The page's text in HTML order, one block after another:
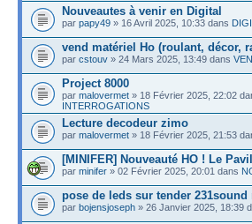
Nouveautes à venir en Digital
par papy49 » 16 Avril 2025, 10:33 dans
vend matériel Ho (roulant, décor,
par cstouv » 24 Mars 2025, 13:49 dans
Project 8000
par malovermet » 18 Février 2025, 22:02
INTERROGATIONS
Lecture decodeur zimo
par malovermet » 18 Février 2025, 21:53
[MINIFER] Nouveauté HO ! Le
par minifer » 02 Février 2025, 20:01 dans
pose de leds sur tender 231sound
par bojensjoseph » 26 Janvier 2025, 18:39